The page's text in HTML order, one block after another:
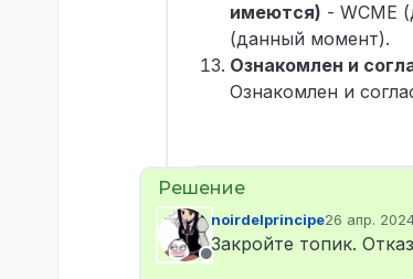
имеются) - WCME
(данный момент).
Ознакомлен и
Ознакомлен и
Не в сети
noirdelprincipe26 апр.
Закройте топик.